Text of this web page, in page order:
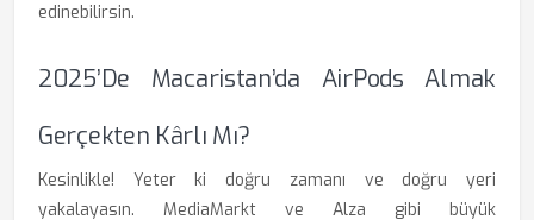
edinebilirsin.
2025’de Macaristan’da AirPods Almak
Gerçekten Kârlı Mı?
Kesinlikle! Yeter ki doğru zamanı ve doğru yeri
yakalayasın. MediaMarkt ve Alza gibi büyük